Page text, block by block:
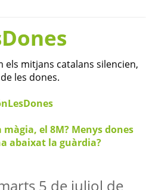
els mitjans catalans silencien,
les dones.
el 8M? Menys dones
abaixat la guàrdia?
5 de juliol de